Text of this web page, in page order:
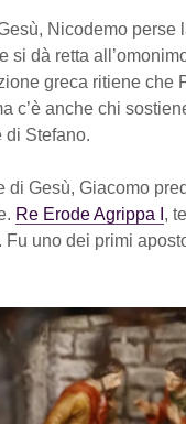
Nicodemo perse
si dà retta
greca ritiene che
c’è anche chi
di Stefano.
di Gesù, Giacomo
Re Erode Agrippa I ,
uno dei primi